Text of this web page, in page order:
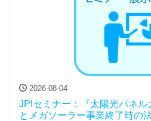
2026-08-04
JPIセミナー：『太陽光パネル
とメガソーラー事業終了時の